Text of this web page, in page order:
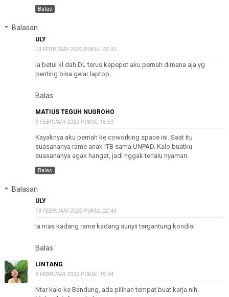
Balas
Balasan
ULY
13 FEBRUARI 2020 PUKUL 22.35
Ia betul kl dah DL terus kepepet aku pernah dimana aja yg
penting bisa gelar laptop..
Balas
MATIUS TEGUH NUGROHO
9 FEBRUARI 2020 PUKUL 18.59
Kayaknya aku pernah ke coworking space ini. Saat itu
suasananya rame anak ITB sama UNPAD. Kalo buatku
suasananya agak hangat, jadi nggak terlalu nyaman.
Balas
Balasan
ULY
13 FEBRUARI 2020 PUKUL 22.43
Ia mas kadang rame kadang sunyii tergantung kondisi
Balas
LINTANG
9 FEBRUARI 2020 PUKUL 19.04
Ntar kalo ke Bandung, ada pilihan tempat buat kerja nih.